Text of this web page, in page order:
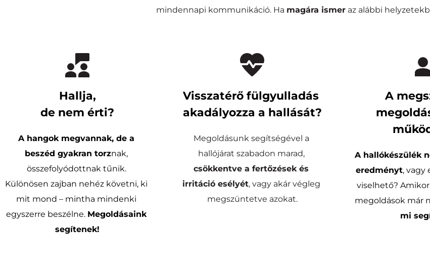
mindennapi kommunikáció. Ha magára ismer az alábbi
Hallja,
de nem érti?
A hangok megvannak, de a
beszéd gyakran torznak,
összefolyódottnak tűnik.
Különösen zajban nehéz követni, ki
mit mond – mintha mindenki
egyszerre beszélne. Megoldásaink
segítenek!
Visszatérő fülgyulladás
akadályozza a hallását?
Megoldásunk segítségével a
hallójárat szabadon marad,
csökkentve a fertőzések és
irritáció esélyét, vagy akár végleg
megszüntetve azokat.
A
A hallókészülék
eredményt, vagy
viselhető?
mi